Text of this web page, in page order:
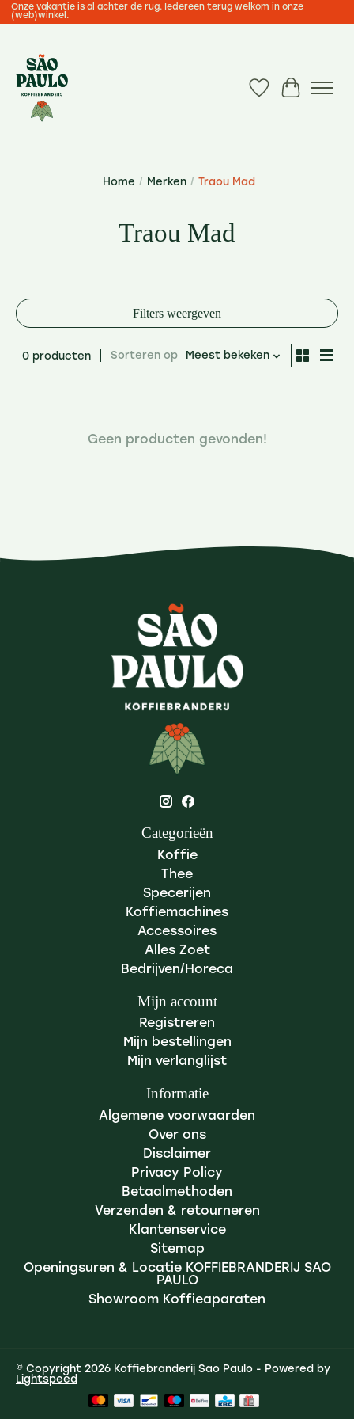
Onze vakantie is al achter de rug. Iedereen terug welkom in onze
(web)winkel.
Verlanglijst
Home / Merken / Traou Mad
Traou Mad
Filters weergeven
0 producten Sorteren op Meest bekeken
Geen producten gevonden!
Categorieën
Koffie
Thee
Specerijen
Koffiemachines
Accessoires
Alles Zoet
Bedrijven/Horeca
Mijn account
Registreren
Mijn bestellingen
Mijn verlanglijst
Informatie
Algemene voorwaarden
Over ons
Disclaimer
Privacy Policy
Betaalmethoden
Verzenden & retourneren
Klantenservice
Sitemap
Openingsuren & Locatie KOFFIEBRANDERIJ SAO
PAULO
Showroom Koffieaparaten
© Copyright 2026 Koffiebranderij Sao Paulo - Powered by
Lightspeed